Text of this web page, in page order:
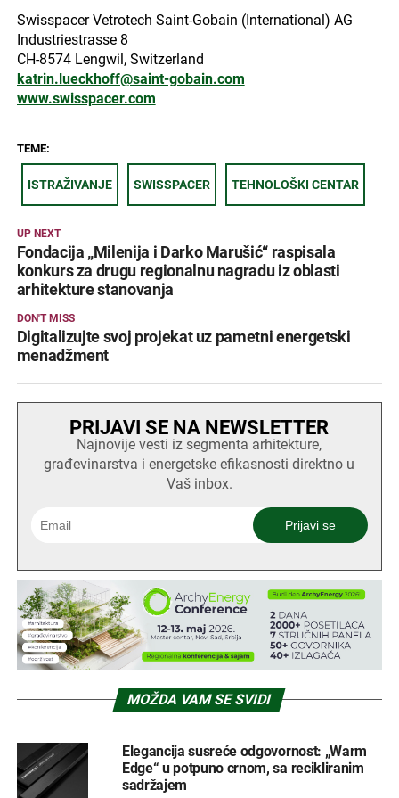
Swisspacer Vetrotech Saint-Gobain (International) AG
Industriestrasse 8
CH-8574 Lengwil, Switzerland
katrin.lueckhoff@saint-gobain.com
www.swisspacer.com
TEME:
ISTRAŽIVANJE SWISSPACER TEHNOLOŠKI CENTAR
UP NEXT
Fondacija „Milenija i Darko Marušić“ raspisala
konkurs za drugu regionalnu nagradu iz oblasti
arhitekture stanovanja
DON'T MISS
Digitalizujte svoj projekat uz pametni energetski
menadžment
PRIJAVI SE NA NEWSLETTER
Najnovije vesti iz segmenta arhitekture,
građevinarstva i energetske efikasnosti direktno u
Vaš inbox.
MOŽDA VAM SE SVIDI
Elegancija susreće odgovornost: „Warm
Edge“ u potpuno crnom, sa recikliranim
sadržajem